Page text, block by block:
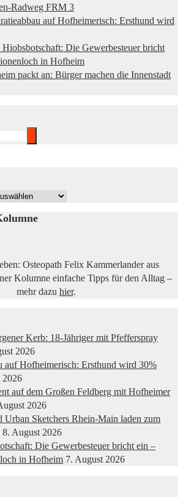
Radweg FRM 3
auf Hofheimerisch: Ersthund wird
Hiobsbotschaft: Die Gewerbesteuer bricht
in Hofheim
packt an: Bürger machen die Innenstadt
Osteopath Felix Kammerlander aus
Kolumne einfache Tipps für den Alltag –
mehr dazu hier.
Kerb: 18-Jähriger mit Pfefferspray
2026
auf Hofheimerisch: Ersthund wird 30%
2026
auf dem Großen Feldberg mit Hofheimer
2026
Urban Sketchers Rhein-Main laden zum
8. August 2026
Die Gewerbesteuer bricht ein –
in Hofheim 7. August 2026